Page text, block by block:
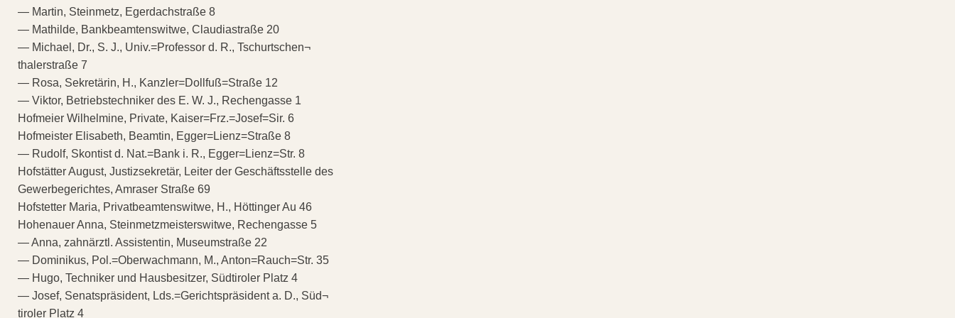
— Martin, Steinmetz, Egerdachstraße 8
— Mathilde, Bankbeamtenswitwe, Claudiastraße 20
— Michael, Dr., S. J., Univ.=Professor d. R., Tschurtschen¬
thalerstraße 7
— Rosa, Sekretärin, H., Kanzler=Dollfuß=Straße 12
— Viktor, Betriebstechniker des E. W. J., Rechengasse 1
Hofmeier Wilhelmine, Private, Kaiser=Frz.=Josef=Sir. 6
Hofmeister Elisabeth, Beamtin, Egger=Lienz=Straße 8
— Rudolf, Skontist d. Nat.=Bank i. R., Egger=Lienz=Str. 8
Hofstätter August, Justizsekretär, Leiter der Geschäftsstelle des
Gewerbegerichtes, Amraser Straße 69
Hofstetter Maria, Privatbeamtenswitwe, H., Höttinger Au 46
Hohenauer Anna, Steinmetzmeisterswitwe, Rechengasse 5
— Anna, zahnärztl. Assistentin, Museumstraße 22
— Dominikus, Pol.=Oberwachmann, M., Anton=Rauch=Str. 35
— Hugo, Techniker und Hausbesitzer, Südtiroler Platz 4
— Josef, Senatspräsident, Lds.=Gerichtspräsident a. D., Süd¬
tiroler Platz 4